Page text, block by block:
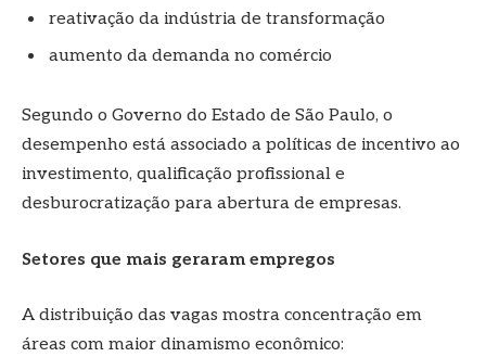
reativação da indústria de transformação
aumento da demanda no comércio
Segundo o Governo do Estado de São Paulo, o
desempenho está associado a políticas de incentivo ao
investimento, qualificação profissional e
desburocratização para abertura de empresas.
Setores que mais geraram empregos
A distribuição das vagas mostra concentração em
áreas com maior dinamismo econômico: